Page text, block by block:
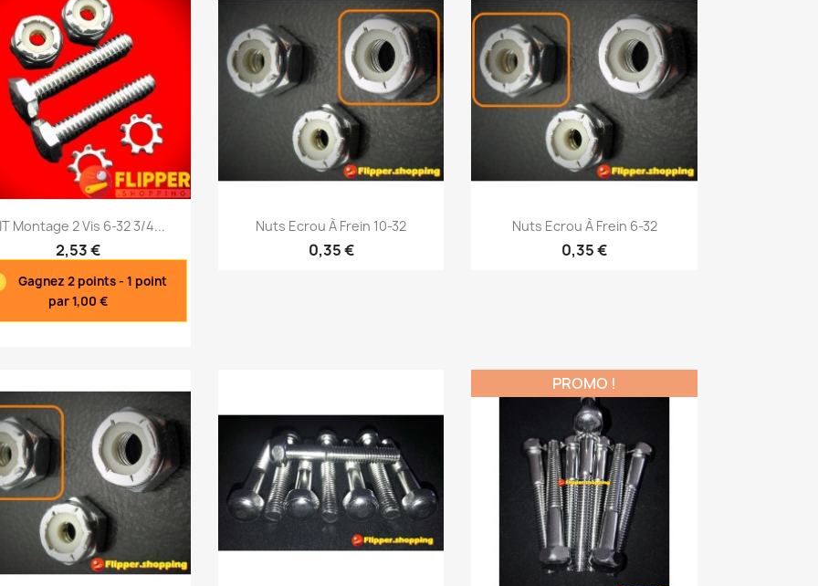
Aperçu rapide
Montage 2 Vis 6-32 3/4...
2,53 €
Gagnez 2 points - 1 point
par 1,00 €
Aperçu rapide
Nuts Ecrou À Frein 10-32
0,35 €
 Aperçu rapide
Nuts Ecrou À Frein 6-32
0,35 €
PROMO !